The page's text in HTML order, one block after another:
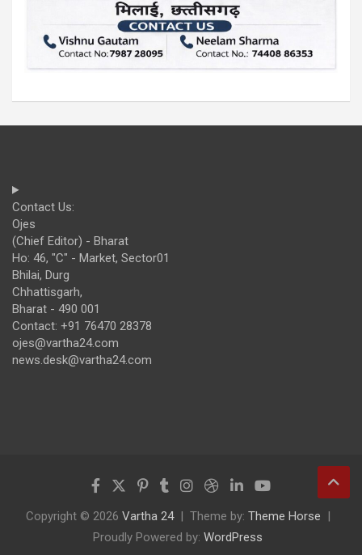
Contact Us:
Ojes
(Chief Editor) - Bharat
Ho: 46, "C" - Market, Sector01
Bhilai, Durg
Chhattisgarh,
Bharat - 490 001
Contact: +91 76470 28378
ojes@vartha24.com
news.desk@vartha24.com
Copyright © 2026 Vartha 24 Theme by: Theme Horse
Proudly Powered by: WordPress